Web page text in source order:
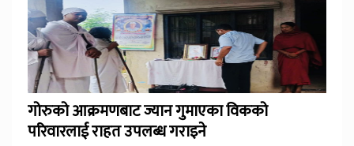
गोरुको आक्रमणबाट ज्यान गुमाएका विकको
परिवारलाई राहत उपलब्ध गराइने